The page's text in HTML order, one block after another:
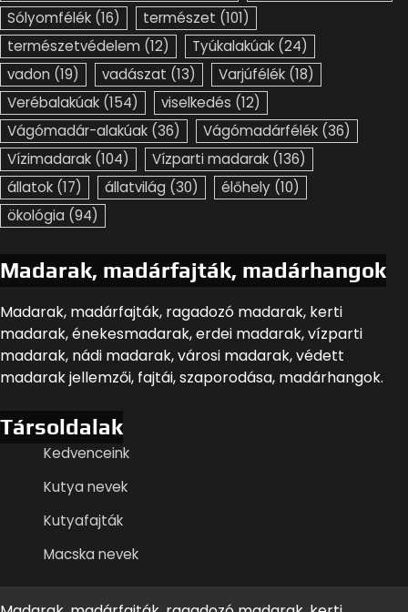
Sólyomfélék (16) természet (101)
természetvédelem (12) Tyúkalakúak (24)
vadon (19) vadászat (13) Varjúfélék (18)
Verébalakúak (154) viselkedés (12)
Vágómadár-alakúak (36) Vágómadárfélék (36)
Vízimadarak (104) Vízparti madarak (136)
állatok (17) állatvilág (30) élőhely (10)
ökológia (94)
Madarak, madárfajták, madárhangok
Madarak, madárfajták, ragadozó madarak, kerti
madarak, énekesmadarak, erdei madarak, vízparti
madarak, nádi madarak, városi madarak, védett
madarak jellemzői, fajtái, szaporodása, madárhangok.
Társoldalak
Kedvenceink
Kutya nevek
Kutyafajták
Macska nevek